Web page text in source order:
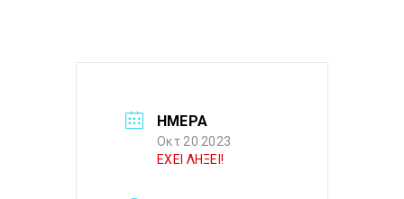
ΗΜΕΡΑ
Οκτ 20 2023
ΕΧΕΙ ΛΗΞΕΙ!